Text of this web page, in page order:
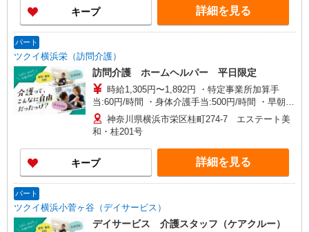
キープ 詳細を見る
パート
ツクイ横浜栄（訪問介護）
訪問介護 ホームヘルパー 平日限定
時給1,305円〜1,892円 ・特定事業所加算手
当:60円/時間 ・身体介護手当:500円/時間 ・早朝夜
間深夜手当:300円/時間 （18:00〜翌07:59の時間
帯） ・ICT手当:2,000円/月 ・深夜割増は別途支給
・ケア→ケアの移動時間も賃金（時給）を支給 ※
給与幅は資格・経験等による
神奈川県横浜市栄区桂町274-7 エステート美
和・桂201号
キープ 詳細を見る
パート
ツクイ横浜小菅ヶ谷（デイサービス）
デイサービス 介護スタッフ（ケアクルー）